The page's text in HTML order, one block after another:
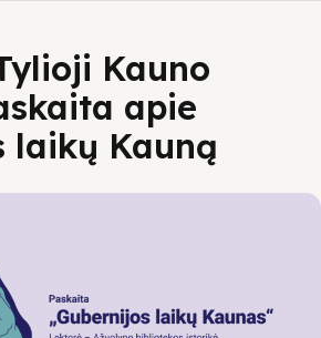
Kauno
apie
laikų Kauną